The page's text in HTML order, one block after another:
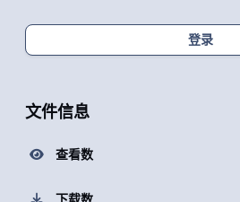
登录
文件信息
查看数